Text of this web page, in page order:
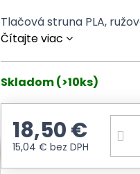
Tlačová struna PLA,
Čítajte viac
Skladom (>10ks)
18,50 €
15,04 €bez DPH